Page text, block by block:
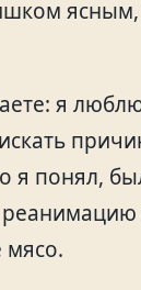
я
я понял,
мясо.